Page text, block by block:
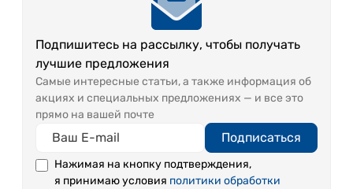
врачебной бригаде скорой помощи. Сегодня
занимается профилактикой профессиональных
заболеваний, включая первичную и вторичную
профилактику.
Подпишитесь на рассылку, чтобы получать
лучшие предложения
Самые интересные статьи, а также информация об
акциях и специальных предложениях — и все это
прямо на вашей почте
Подписаться
Нажимая на кнопку подтверждения,
я принимаю условия политики обработки